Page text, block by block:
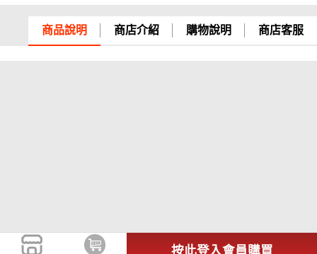
商品說明 商店介紹 購物說明 商店客服
按此登入會員購買
行、星展銀行、台新銀行、安泰銀行、中國信
託、台灣樂天、三信商銀